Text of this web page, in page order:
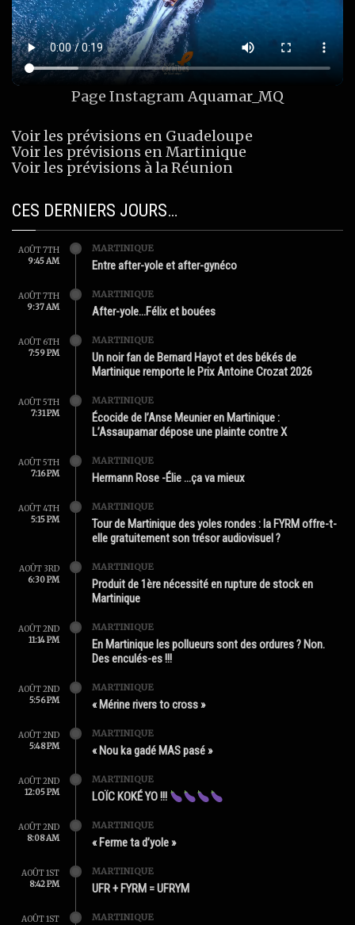
Page InstagramAquamar_MQ
Voir les prévisions en Guadeloupe
Voir les prévisions en Martinique
Voir les prévisions à la Réunion
CES DERNIERS JOURS…
AOÛT 7TH
9:45 AM
MARTINIQUE
Entre after-yole et after-gynéco
AOÛT 7TH
9:37 AM
MARTINIQUE
After-yole…Félix et bouées
AOÛT 6TH
7:59 PM
MARTINIQUE
Un noir fan de Bernard Hayot et des békés de
Martinique remporte le Prix Antoine Crozat 2026
AOÛT 5TH
7:31 PM
MARTINIQUE
Écocide de l’Anse Meunier en Martinique :
L’Assaupamar dépose une plainte contre X
AOÛT 5TH
7:16 PM
MARTINIQUE
Hermann Rose -Élie …ça va mieux
AOÛT 4TH
5:15 PM
MARTINIQUE
Tour de Martinique des yoles rondes : la FYRM offre-t-
elle gratuitement son trésor audiovisuel ?
AOÛT 3RD
6:30 PM
MARTINIQUE
Produit de 1ère nécessité en rupture de stock en
Martinique
AOÛT 2ND
11:14 PM
MARTINIQUE
En Martinique les pollueurs sont des ordures ? Non.
Des enculés-es !!!
AOÛT 2ND
5:56 PM
MARTINIQUE
« Mérine rivers to cross »
AOÛT 2ND
5:48 PM
MARTINIQUE
« Nou ka gadé MAS pasé »
AOÛT 2ND
12:05 PM
MARTINIQUE
LOÏC KOKÉ YO !!!
AOÛT 2ND
8:08 AM
MARTINIQUE
« Ferme ta d’yole »
AOÛT 1ST
8:42 PM
MARTINIQUE
UFR + FYRM = UFRYM
AOÛT 1ST MARTINIQUE